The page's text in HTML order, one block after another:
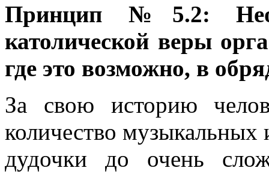
Принцип №5.2:
католической веры
где это возможно, в
За свою историю
количество музыкальных
дудочки до очень